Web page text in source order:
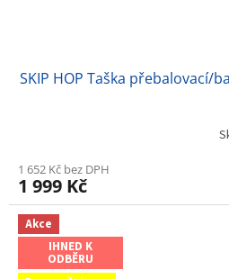
SKIP HOP Taška přebalovací/
1 652 Kč bez DPH
1 999 Kč
Akce
IHNED K
ODBĚRU